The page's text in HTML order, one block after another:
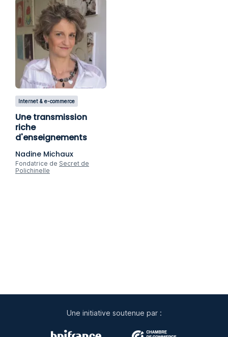
Internet & e-commerce
Une transmission
riche
d'enseignements
Nadine Michaux
Fondatrice de Secret de
Polichinelle
Une initiative soutenue par :